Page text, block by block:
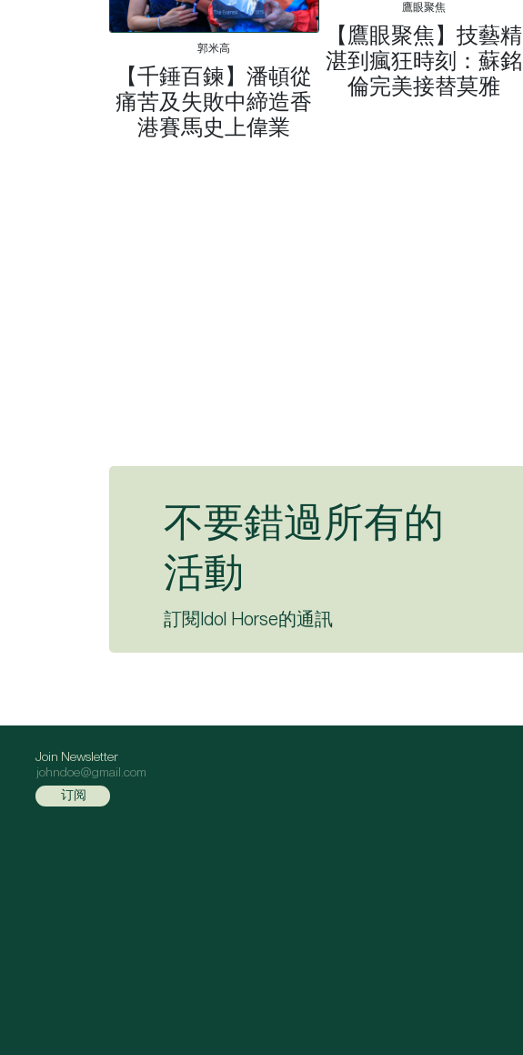
郭米高
【千錘百鍊】潘頓從
痛苦及失敗中締造香
港賽馬史上偉業
鷹眼聚焦
【鷹眼聚焦】技藝精
湛到瘋狂時刻：蘇銘
倫完美接替莫雅
不要錯過所有的
活動
訂閱Idol Horse的通訊
Join Newsletter